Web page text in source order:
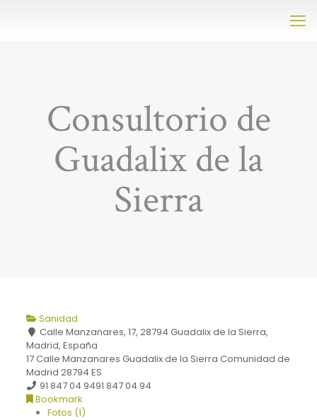
Consultorio de
Guadalix de la
Sierra
Sanidad
Calle Manzanares, 17, 28794 Guadalix de la Sierra,
Madrid, España
17 Calle Manzanares Guadalix de la Sierra Comunidad de
Madrid 28794 ES
91 847 04 9491 847 04 94
Bookmark
Fotos (1)